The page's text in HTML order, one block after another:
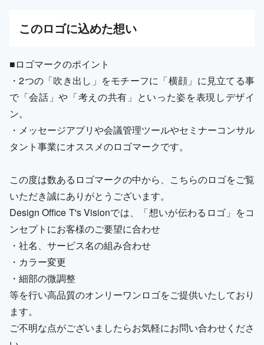
このロゴに込めた想い
■ロゴマークのポイント
・2つの「吹き出し」をモチーフに「横顔」に見立てる事
で「会話」や「考えの共有」といった姿を表現しデザイ
ン。
・メッセージアプリや会議管理ツールやセミナーコンサル
タント事業にオススメのロゴマークです。
この度は数あるロゴマークの中から、こちらのロゴをご覧
いただき誠にありがとうございます。
Design Office T's Visionでは、「想いが伝わるロゴ」をコ
ンセプトにお客様のご要望に合わせ
・社名、サービス名の組み合わせ
・カラー変更
・細部の微調整
等を行い高品質のオンリーワンロゴをご提供いたしており
ます。
ご不明な点がございましたらお気軽にお問い合わせくださ